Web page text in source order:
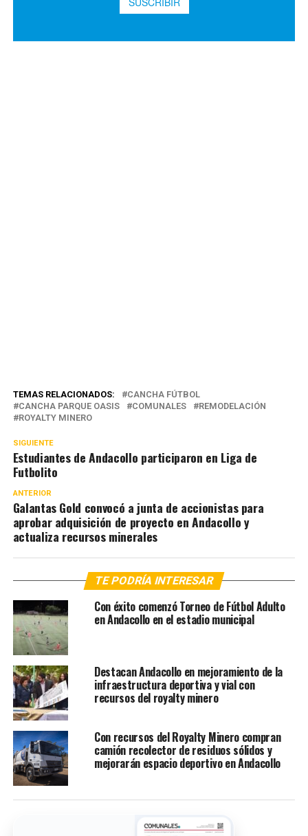
TEMAS RELACIONADOS:
CANCHA FÚTBOL
CANCHA PARQUE OASIS
COMUNALES
REMODELACIÓN
ROYALTY MINERO
SIGUIENTE
Estudiantes de Andacollo participaron en Liga de
Futbolito
ANTERIOR
Galantas Gold convocó a junta de accionistas para
aprobar adquisición de proyecto en Andacollo y
actualiza recursos minerales
TE PODRÍA INTERESAR
Con éxito comenzó Torneo de Fútbol Adulto
en Andacollo en el estadio municipal
Destacan Andacollo en mejoramiento de la
infraestructura deportiva y vial con
recursos del royalty minero
Con recursos del Royalty Minero compran
camión recolector de residuos sólidos y
mejorarán espacio deportivo en Andacollo